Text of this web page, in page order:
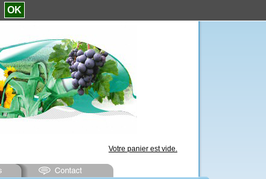
Votre panier est vide.
OK